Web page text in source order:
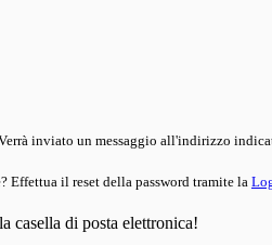
inviato un messaggio all'indirizzo
Effettua il reset della password tramite la
casella di posta elettronica!